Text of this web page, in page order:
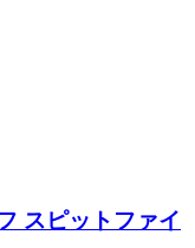
スピットファイ